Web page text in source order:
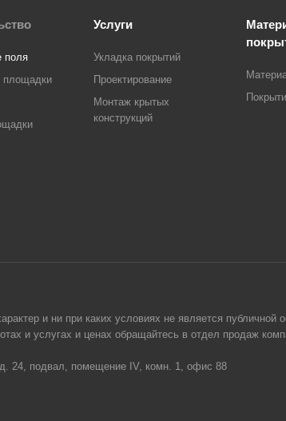
поля
площадки
Услуги
Укладка покрытий
Проектирование
Монтаж крытых
конструкций
и ни при каких условиях не является публичной
и услугах и ценах обращайтесь в отдел продаж
24, подвал, помещение IV, комн. 1, офис 88